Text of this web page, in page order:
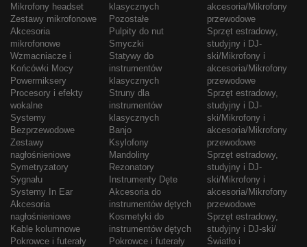
Mikrofony headset
Zestawy mikrofonowe
Akcesoria
mikrofonowe
Wzmacniacze i
Końcówki Mocy
Powermiksery
Procesory i efekty
wokalne
Systemy
Bezprzewodowe
Zestawy
nagłośnieniowe
Symetryzatory
Sygnału
Systemy In Ear
Akcesoria
nagłośnieniowe
Kable kolumnowe
Pokrowce i futerały
klasycznych
Pozostałe
Pulpity do nut
Smyczki
Statywy do
instrumentów
klasycznych
Struny dla
instrumentów
klasycznych
Banjo
Ksylofony
Mandoliny
Rezonatory
Instrumenty Dęte
Akcesoria do
instrumentów dętych
Kosmetyki do
instrumentów dętych
Pokrowce i futerały
akcesoria/Mikrofony
przewodowe
Sprzęt estradowy,
studyjny i DJ-
ski/Mikrofony i
akcesoria/Mikrofony
przewodowe
Sprzęt estradowy,
studyjny i DJ-
ski/Mikrofony i
akcesoria/Mikrofony
przewodowe
Sprzęt estradowy,
studyjny i DJ-
ski/Mikrofony i
akcesoria/Mikrofony
przewodowe
Sprzęt estradowy,
studyjny i DJ-ski/
Światło i